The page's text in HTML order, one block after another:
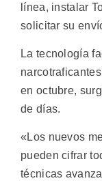
línea, instalar
solicitar su
La tecnología
en octubre,
de días.
«Los nuevos
pueden cifrar
técnicas